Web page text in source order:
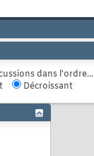
dans l'ordre...
Décroissant